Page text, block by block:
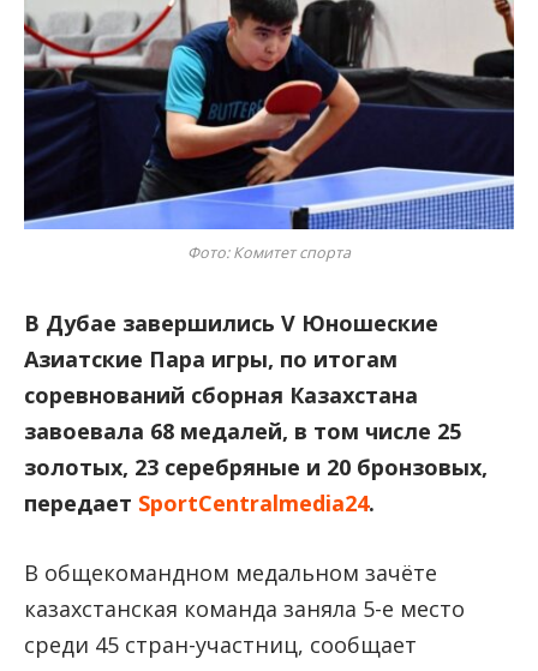
Фото: Комитет спорта
В Дубае завершились V Юношеские
Азиатские Пара игры, по итогам
соревнований сборная Казахстана
завоевала 68 медалей, в том числе 25
золотых, 23 серебряные и 20 бронзовых,
передает SportCentralmedia24.
В общекомандном медальном зачёте
казахстанская команда заняла 5-е место
среди 45 стран-участниц, сообщает